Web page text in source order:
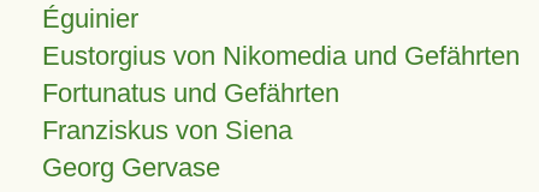
Éguinier
Eustorgius von Nikomedia und Gefährten
Fortunatus und Gefährten
Franziskus von Siena
Georg Gervase